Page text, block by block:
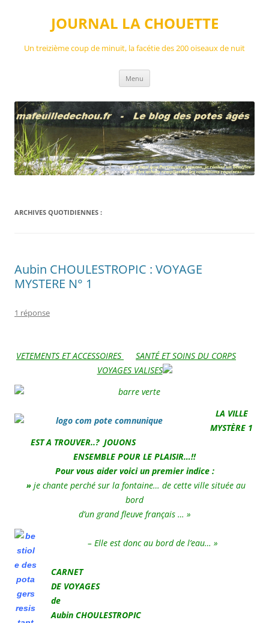
JOURNAL LA CHOUETTE
Un treizième coup de minuit, la facétie des 200 oiseaux de nuit
Menu
ARCHIVES QUOTIDIENNES :
Aubin CHOULESTROPIC : VOYAGE
MYSTERE N° 1
1 réponse
VETEMENTS ET ACCESSOIRES
SANTÉ ET SOINS DU CORPS
VOYAGES VALISES
LA VILLE
MYSTÈRE 1
EST A TROUVER..? JOUONS
ENSEMBLE POUR LE PLAISIR…!!
Pour vous aider voici un premier indice :
» je chante perché sur la fontaine… de cette ville située au
bord
d’un grand fleuve français … »
– Elle est donc au bord de l’eau… »
CARNET
DE VOYAGES
de
Aubin CHOULESTROPIC